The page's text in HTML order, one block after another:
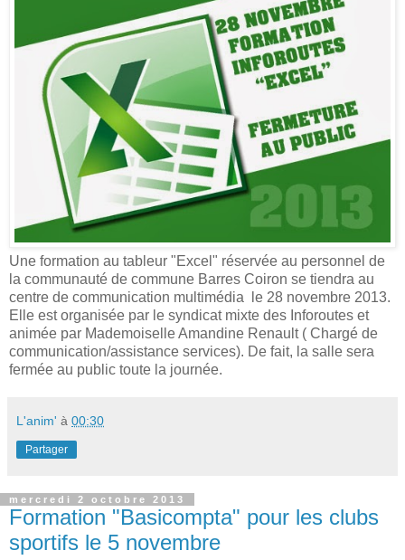
Une formation au tableur "Excel" réservée au personnel de
la communauté de commune Barres Coiron se tiendra au
centre de communication multimédia le 28 novembre 2013.
Elle est organisée par le syndicat mixte des Inforoutes et
animée par Mademoiselle Amandine Renault ( Chargé de
communication/assistance services). De fait, la salle sera
fermée au public toute la journée.
L'anim' à 00:30
Partager
mercredi 2 octobre 2013
Formation "Basicompta" pour les clubs
sportifs le 5 novembre